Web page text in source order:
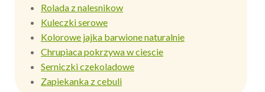
Rolada z nalesnikow
Kuleczki serowe
Kolorowe jajka barwione naturalnie
Chrupiaca pokrzywa w ciescie
Serniczki czekoladowe
Zapiekanka z cebuli